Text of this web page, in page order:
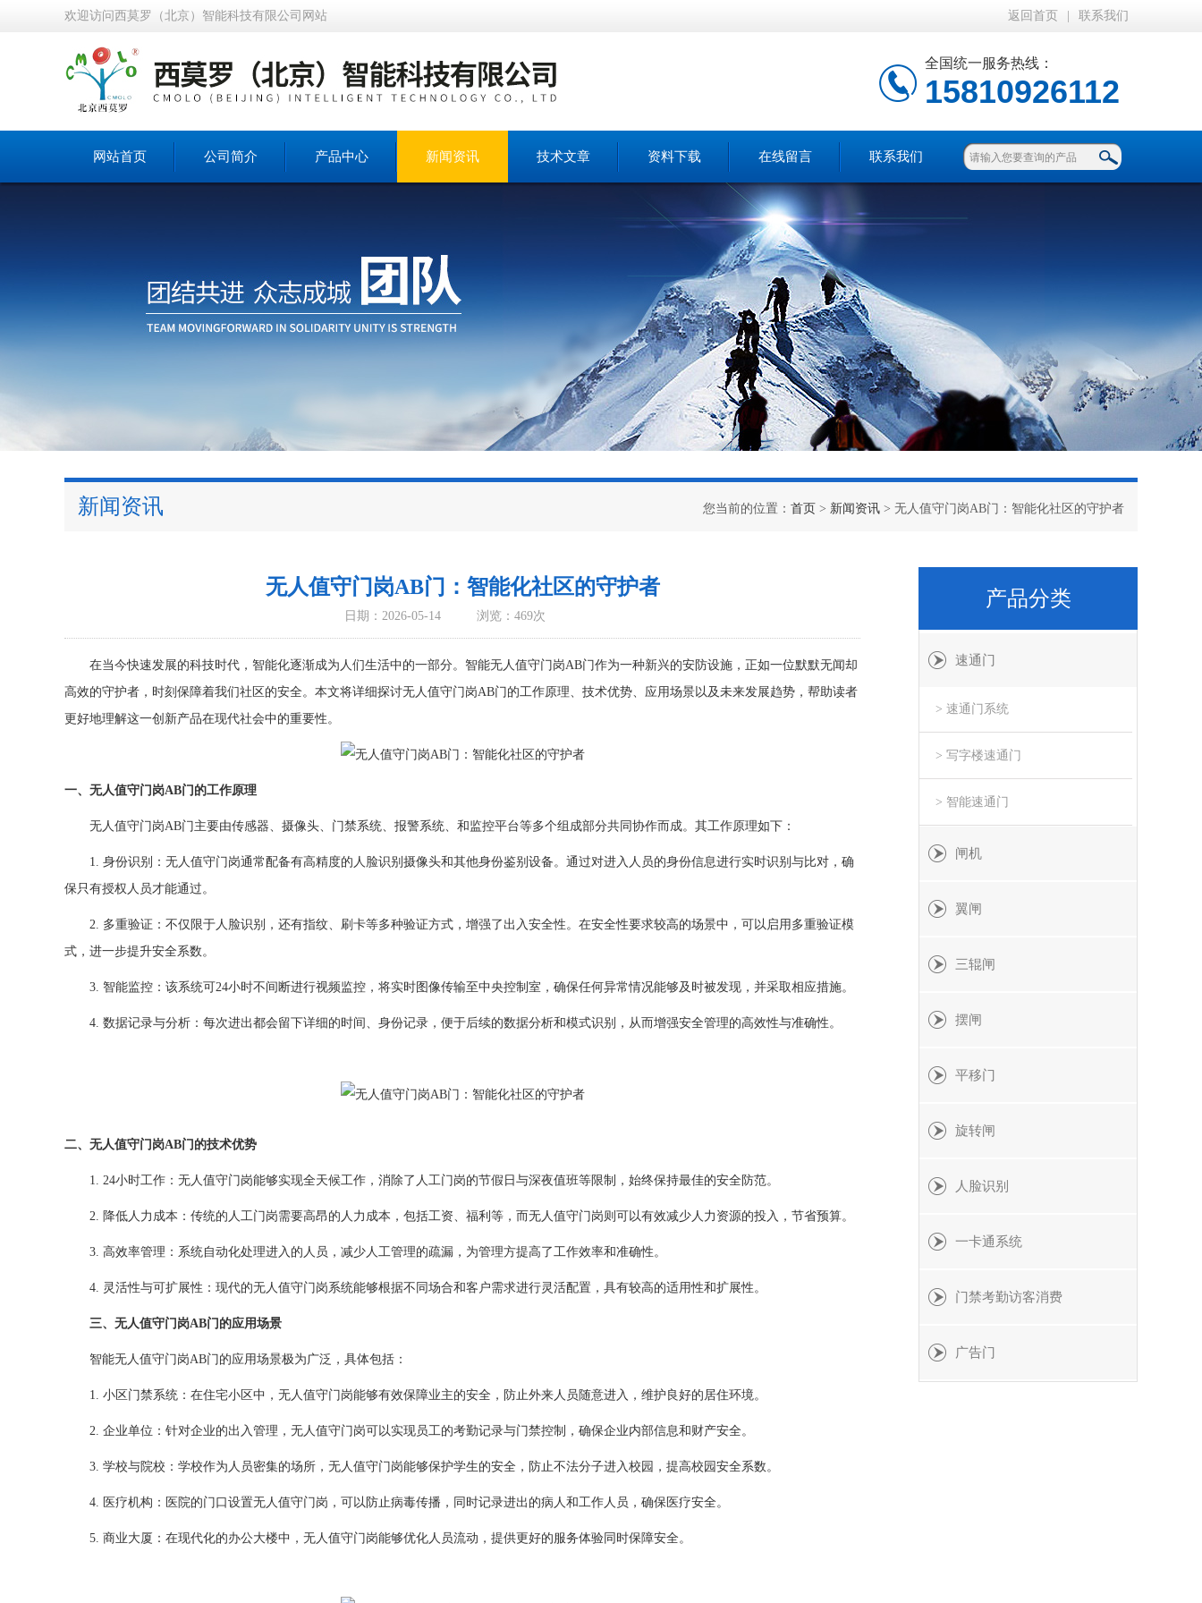
欢迎访问西莫罗（北京）智能科技有限公司网站 返回首页 联系我们
全国统一服务热线：
15810926112
网站首页 公司简介 产品中心 新闻资讯 技术文章 资料下载 在线留言 联系我们
新闻资讯 您当前的位置： 首页 > 新闻资讯 > 无人值守门岗AB门：智能化社区的守护者
无人值守门岗AB门：智能化社区的守护者
日期：2026-05-14 浏览：469次
在当今快速发展的科技时代，智能化逐渐成为人们生活中的一部分。智能无人值守门岗AB门作为一种新兴的安防设施，正如一位默默无闻却
高效的守护者，时刻保障着我们社区的安全。本文将详细探讨无人值守门岗AB门的工作原理、技术优势、应用场景以及未来发展趋势，帮助读者
更好地理解这一创新产品在现代社会中的重要性。
一、无人值守门岗AB门的工作原理
无人值守门岗AB门主要由传感器、摄像头、门禁系统、报警系统、和监控平台等多个组成部分共同协作而成。其工作原理如下：
1. 身份识别：无人值守门岗通常配备有高精度的人脸识别摄像头和其他身份鉴别设备。通过对进入人员的身份信息进行实时识别与比对，确
保只有授权人员才能通过。
2. 多重验证：不仅限于人脸识别，还有指纹、刷卡等多种验证方式，增强了出入安全性。在安全性要求较高的场景中，可以启用多重验证模
式，进一步提升安全系数。
3. 智能监控：该系统可24小时不间断进行视频监控，将实时图像传输至中央控制室，确保任何异常情况能够及时被发现，并采取相应措施。
4. 数据记录与分析：每次进出都会留下详细的时间、身份记录，便于后续的数据分析和模式识别，从而增强安全管理的高效性与准确性。
二、无人值守门岗AB门的技术优势
1. 24小时工作：无人值守门岗能够实现全天候工作，消除了人工门岗的节假日与深夜值班等限制，始终保持最佳的安全防范。
2. 降低人力成本：传统的人工门岗需要高昂的人力成本，包括工资、福利等，而无人值守门岗则可以有效减少人力资源的投入，节省预算。
3. 高效率管理：系统自动化处理进入的人员，减少人工管理的疏漏，为管理方提高了工作效率和准确性。
4. 灵活性与可扩展性：现代的无人值守门岗系统能够根据不同场合和客户需求进行灵活配置，具有较高的适用性和扩展性。
三、无人值守门岗AB门的应用场景
智能无人值守门岗AB门的应用场景极为广泛，具体包括：
1. 小区门禁系统：在住宅小区中，无人值守门岗能够有效保障业主的安全，防止外来人员随意进入，维护良好的居住环境。
2. 企业单位：针对企业的出入管理，无人值守门岗可以实现员工的考勤记录与门禁控制，确保企业内部信息和财产安全。
3. 学校与院校：学校作为人员密集的场所，无人值守门岗能够保护学生的安全，防止不法分子进入校园，提高校园安全系数。
4. 医疗机构：医院的门口设置无人值守门岗，可以防止病毒传播，同时记录进出的病人和工作人员，确保医疗安全。
5. 商业大厦：在现代化的办公大楼中，无人值守门岗能够优化人员流动，提供更好的服务体验同时保障安全。
产品分类
速通门
> 速通门系统
> 写字楼速通门
> 智能速通门
闸机
翼闸
三辊闸
摆闸
平移门
旋转闸
人脸识别
一卡通系统
门禁考勤访客消费
广告门